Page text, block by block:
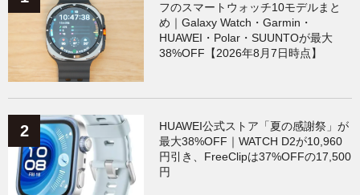
フのスマートウォッチ10モデルまと
め｜Galaxy Watch・Garmin・
HUAWEI・Polar・SUUNTOが最大
38%OFF【2026年8月7日時点】
HUAWEI公式ストア「夏の感謝祭」が
最大38%OFF｜WATCH D2が10,960
円引き、FreeClipは37%OFFの17,500
円